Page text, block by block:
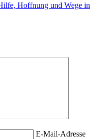
Hoffnung und Wege in
E-Mail-Adresse